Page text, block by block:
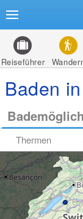
Reiseführer
Baden
Thermen